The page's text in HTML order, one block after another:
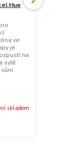
Hue
ve
je
na
sytě
skladem
Bolsius